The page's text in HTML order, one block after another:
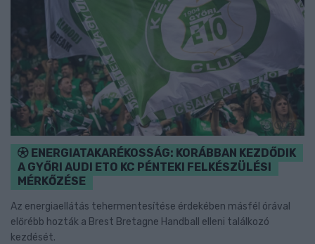
ENERGIATAKARÉKOSSÁG: KORÁBBAN KEZDŐDIK
A GYŐRI AUDI ETO KC PÉNTEKI FELKÉSZÜLÉSI
MÉRKŐZÉSE
Az energiaellátás tehermentesítése érdekében másfél órával
előrébb hozták a Brest Bretagne Handball elleni találkozó
kezdését.